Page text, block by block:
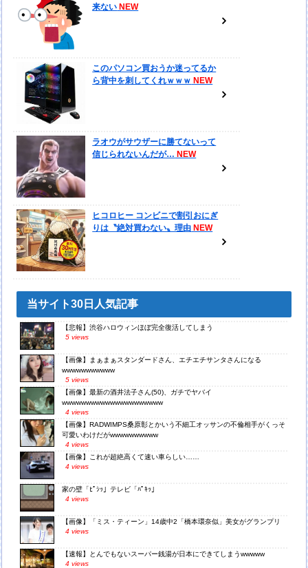
来ない
このパソコン買おうか迷ってるか
ら背中を刺してくれｗｗｗ
ラオウがサウザーに勝てないって
信じられないんだが…
ヒコロヒー コンビニで割引おにぎ
りは〝絶対買わない〟理由
当サイト30日人気記事
【悲報】渋谷ハロウィンほぼ完全復活してしまう
5 views
【画像】まぁまぁスタンダードさん、エチエチサンタさんになる
wwwwwwwwwww
5 views
【画像】最新の酒井法子さん(50)、ガチでヤバイ
wwwwwwwwwwwwwwwwwwwww
4 views
【画像】RADWIMPS桑原彰とかいう不細工オッサンの不倫相手がくっそ
可愛いわけだがwwwwwwwwww
4 views
【画像】これが超絶高くて速い車らしい……
4 views
家の壁「ﾋﾟｼｯ」テレビ「ﾊﾟｷｯ」
4 views
【画像】「ミス・ティーン」14歳中2「橋本環奈似」美女がグランプリ
4 views
【速報】とんでもないスーパー銭湯が日本にできてしまうwwwww
4 views